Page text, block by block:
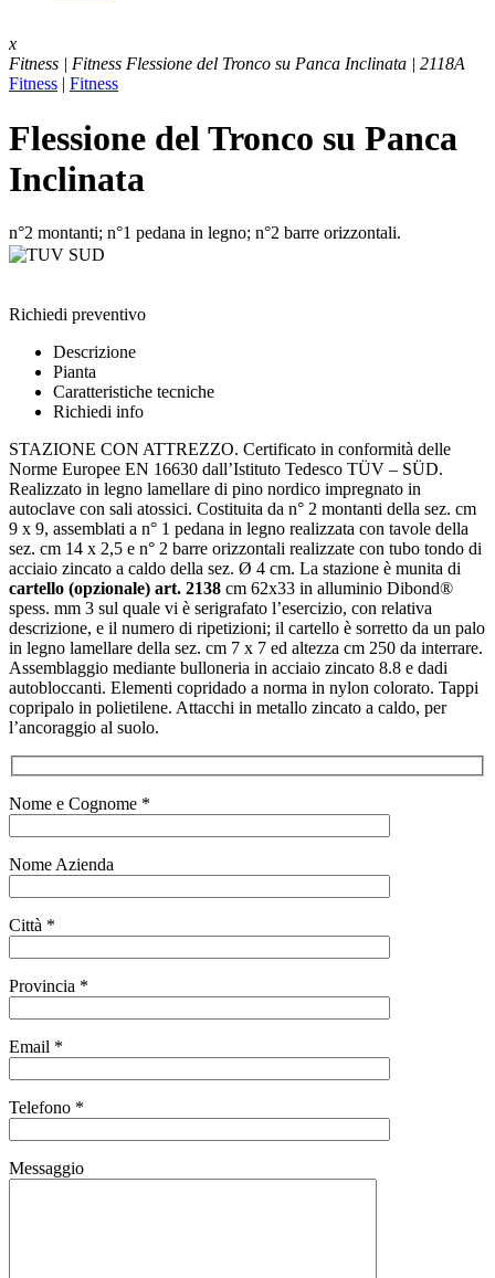
x
Fitness | Fitness Flessione del Tronco su Panca Inclinata | 2118A
Fitness | Fitness
Flessione del Tronco su Panca
Inclinata
n°2 montanti; n°1 pedana in legno; n°2 barre orizzontali.
Richiedi preventivo
Descrizione
Pianta
Caratteristiche tecniche
Richiedi info
STAZIONE CON ATTREZZO. Certificato in conformità delle
Norme Europee EN 16630 dall’Istituto Tedesco TÜV – SÜD.
Realizzato in legno lamellare di pino nordico impregnato in
autoclave con sali atossici. Costituita da n° 2 montanti della sez. cm
9 x 9, assemblati a n° 1 pedana in legno realizzata con tavole della
sez. cm 14 x 2,5 e n° 2 barre orizzontali realizzate con tubo tondo di
acciaio zincato a caldo della sez. Ø 4 cm. La stazione è munita di
cartello (opzionale) art. 2138 cm 62x33 in alluminio Dibond®
spess. mm 3 sul quale vi è serigrafato l’esercizio, con relativa
descrizione, e il numero di ripetizioni; il cartello è sorretto da un palo
in legno lamellare della sez. cm 7 x 7 ed altezza cm 250 da interrare.
Assemblaggio mediante bulloneria in acciaio zincato 8.8 e dadi
autobloccanti. Elementi copridado a norma in nylon colorato. Tappi
copripalo in polietilene. Attacchi in metallo zincato a caldo, per
l’ancoraggio al suolo.
Nome e Cognome *
Nome Azienda
Città *
Provincia *
Email *
Telefono *
Messaggio